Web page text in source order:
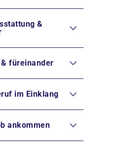
&
füreinander
im Einklang
ankommen